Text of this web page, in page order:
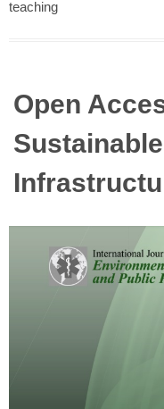
teaching
Open